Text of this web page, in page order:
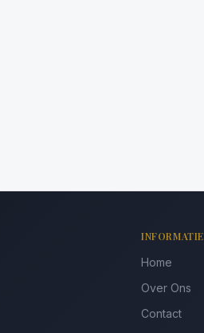
INFORMATIE
Home
Over Ons
Contact